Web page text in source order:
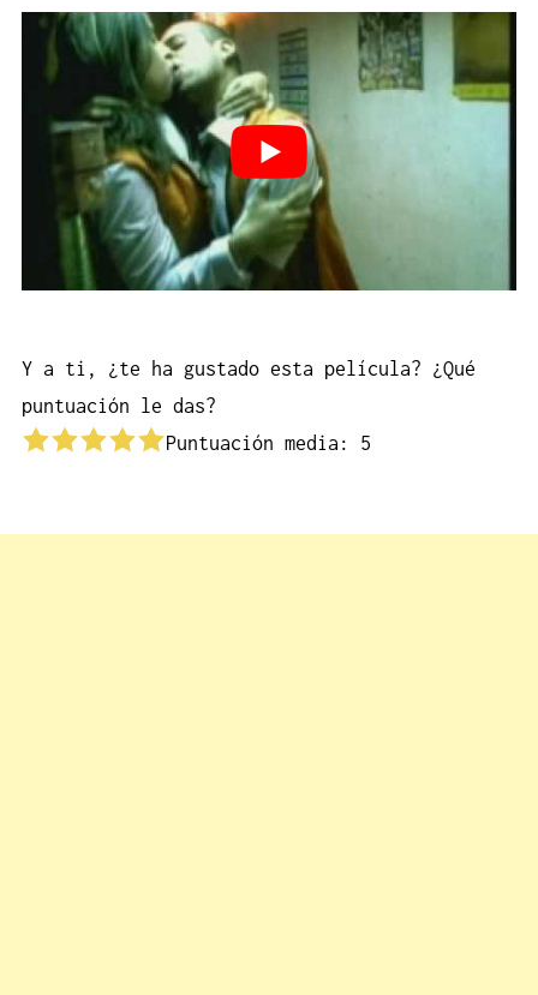
Y a ti, ¿te ha gustado esta película? ¿Qué
puntuación le das?
Puntuación media: 5